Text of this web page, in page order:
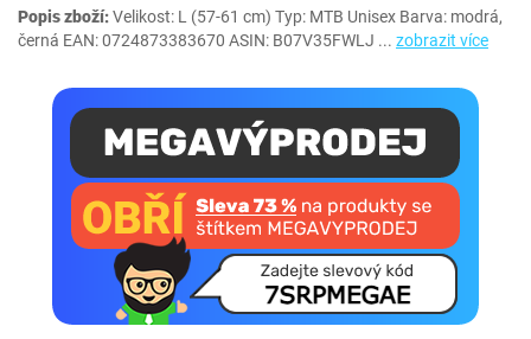
Popis zboží:Velikost: L (57-61 cm) Typ: MTB Unisex Barva: modrá,
černá EAN: 0724873383670 ASIN: B07V35FWLJ ... zobrazit více